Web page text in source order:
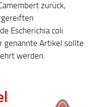
zurück,
Escherichia coli
genannte Artikel sollte
werden.